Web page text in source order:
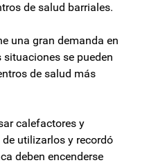
de salud barriales.
una gran demanda en
se pueden
de salud más
calefactores y
utilizarlos y recordó
deben encenderse